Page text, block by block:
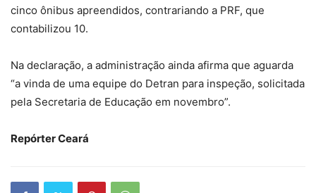
cinco ônibus apreendidos, contrariando a PRF, que
contabilizou 10.
Na declaração, a administração ainda afirma que aguarda
“a vinda de uma equipe do Detran para inspeção, solicitada
pela Secretaria de Educação em novembro”.
Repórter Ceará